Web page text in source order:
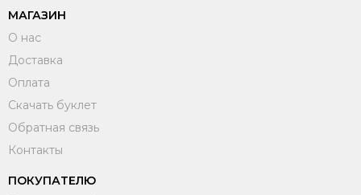
МАГАЗИН
О нас
Доставка
Оплата
Скачать буклет
Обратная связь
Контакты
ПОКУПАТЕЛЮ